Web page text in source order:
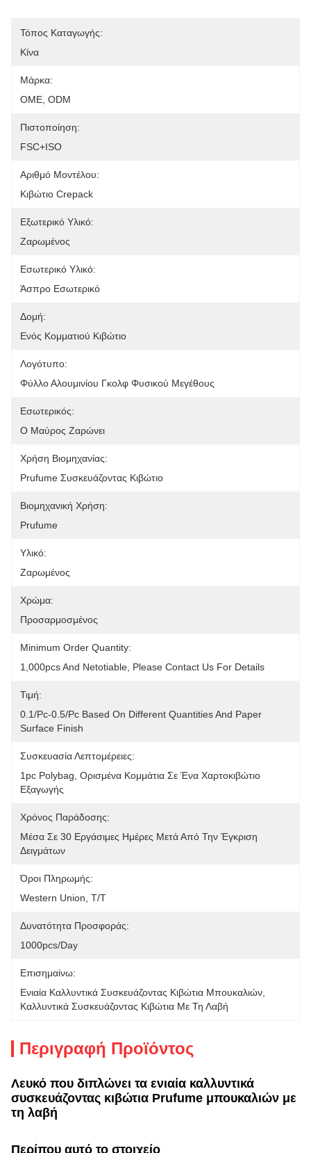
Τόπος Καταγωγής:
Κίνα
Μάρκα:
OME, ODM
Πιστοποίηση:
FSC+ISO
Αριθμό Μοντέλου:
Κιβώτιο Crepack
Εξωτερικό Υλικό:
Ζαρωμένος
Εσωτερικό Υλικό:
Άσπρο Εσωτερικό
Δομή:
Ενός Κομματιού Κιβώτιο
Λογότυπο:
Φύλλο Αλουμινίου Γκολφ Φυσικού Μεγέθους
Εσωτερικός:
Ο Μαύρος Ζαρώνει
Χρήση Βιομηχανίας:
Prufume Συσκευάζοντας Κιβώτιο
Βιομηχανική Χρήση:
Prufume
Υλικό:
Ζαρωμένος
Χρώμα:
Προσαρμοσμένος
Minimum Order Quantity:
1,000pcs And Netotiable, Please Contact Us For Details
Τιμή:
0.1/pc-0.5/pc Based On Different Quantities And Paper
Surface Finish
Συσκευασία Λεπτομέρειες:
1pc Polybag, Ορισμένα Κομμάτια Σε Ένα Χαρτοκιβώτιο
Εξαγωγής
Χρόνος Παράδοσης:
Μέσα Σε 30 Εργάσιμες Ημέρες Μετά Από Την Έγκριση
Δειγμάτων
Όροι Πληρωμής:
Western Union, T/T
Δυνατότητα Προσφοράς:
1000pcs/day
Επισημαίνω:
Ενιαία Καλλυντικά Συσκευάζοντας Κιβώτια Μπουκαλιών
Καλλυντικά Συσκευάζοντας Κιβώτια Με Τη Λαβή
Περιγραφή Προϊόντος
Λευκό που διπλώνει τα ενιαία καλλυντικά
συσκευάζοντας κιβώτια Prufume μπουκαλιών με
τη λαβή
Περίπου αυτό το στοιχείο